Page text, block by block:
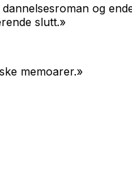
og
slutt.»
memoarer.»